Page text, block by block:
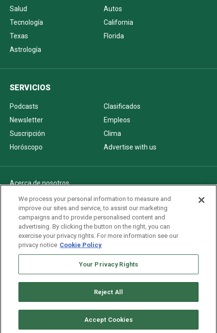
Salud
Autos
Tecnología
California
Texas
Florida
Astrología
SERVICIOS
Podcasts
Clasificados
Newsletter
Empleos
Suscripción
Clima
Horóscopo
Advertise with us
Acerca de nosotros
Politica de privacidad
Pautas Editoriales
AdChoices
Advertise with us
Newsletters
We process your personal information to measure and
improve our sites and service, to assist our marketing
campaigns and to provide personalised content and
advertising. By clicking the button on the right, you can
exercise your privacy rights. For more information see our
privacy notice Cookie Policy
Your Privacy Rights
Reject All
Accept Cookies